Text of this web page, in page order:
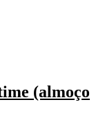
(almoço